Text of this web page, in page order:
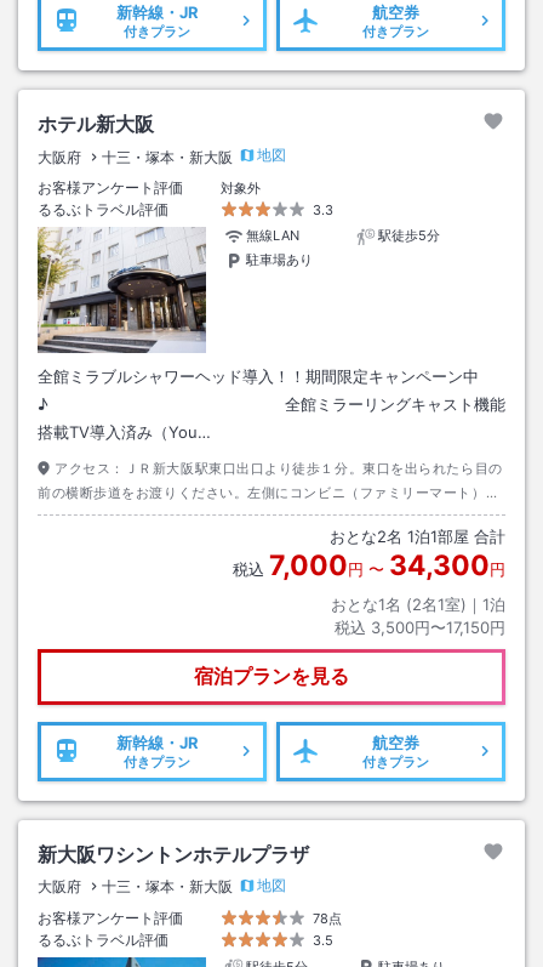
新幹線・JR
付きプラン
航空券
付きプラン
ホテル新大阪
大阪府 十三・塚本・新大阪
地図
お客様アンケート評価
対象外
るるぶトラベル評価
3.3
無線LAN
駅徒歩5分
駐車場あり
全館ミラブルシャワーヘッド導入！！期間限定キャンペーン中
♪ 全館ミラーリングキャスト機能
搭載TV導入済み（You…
アクセス：
ＪＲ新大阪駅東口出口より徒歩１分。東口を出られたら目の
前の横断歩道をお渡りください。左側にコンビニ（ファミリーマート）が
あります。コンビニ右横の細い路地（上に青い看板目印）が直接ホテル裏
おとな2名 1泊1部屋 合計
税込 7,000円 〜 34,300円
おとな1名 (2名1室)｜ 1泊
税込 3,500円〜17,150円
宿泊プランを見る
新幹線・JR
付きプラン
航空券
付きプラン
新大阪ワシントンホテルプラザ
大阪府 十三・塚本・新大阪
地図
お客様アンケート評価
78点
るるぶトラベル評価
3.5